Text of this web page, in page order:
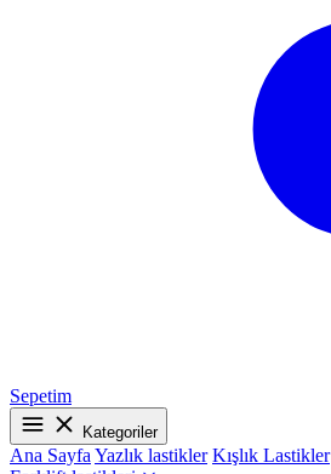
Sepetim
Kategoriler
Ana Sayfa Yazlık lastikler Kışlık Lastikler